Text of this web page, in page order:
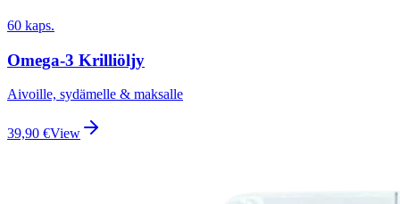
60 kaps.
Omega-3 Krilliöljy
Aivoille, sydämelle & maksalle
39,90 €View